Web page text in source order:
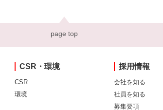
page top
CSR・環境
CSR
環境
採用情報
会社を知る
社員を知る
募集要項